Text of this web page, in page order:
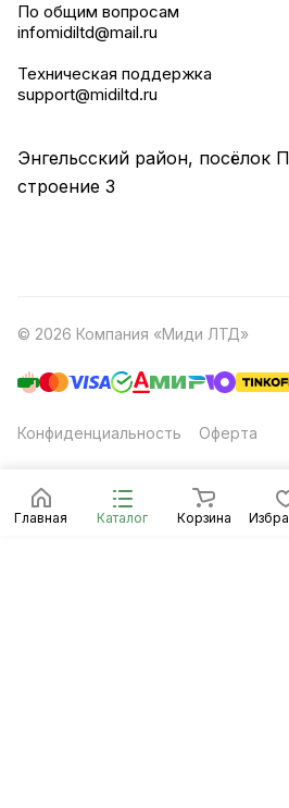
Главная Каталог Корзина
По общим вопросам
infomidiltd@mail.ru
Техническая поддержка
support@midiltd.ru
Энгельсский район, посёлок
строение 3
© 2026 Компания «Миди ЛТД»
Конфиденциальность Оферта